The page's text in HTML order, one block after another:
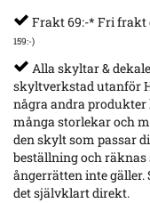
Frakt 69:-* Fri frakt
159:-)
Alla skyltar &
skyltverkstad utanför
några andra
många storlekar och
den skylt som passar
beställning och räknas
ångerrätten inte gäller.
det självklart direkt.